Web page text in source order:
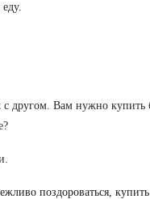
другом. Вам нужно купить
поздороваться,